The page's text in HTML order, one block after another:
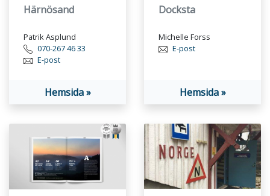
Härnösand
Patrik Asplund
070-267 46 33
E-post
Hemsida »
Docksta
Michelle Forss
E-post
Hemsida »